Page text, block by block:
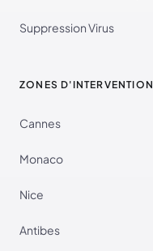
Suppression Virus
ZONES D'INTERVENTION
Cannes
Monaco
Nice
Antibes